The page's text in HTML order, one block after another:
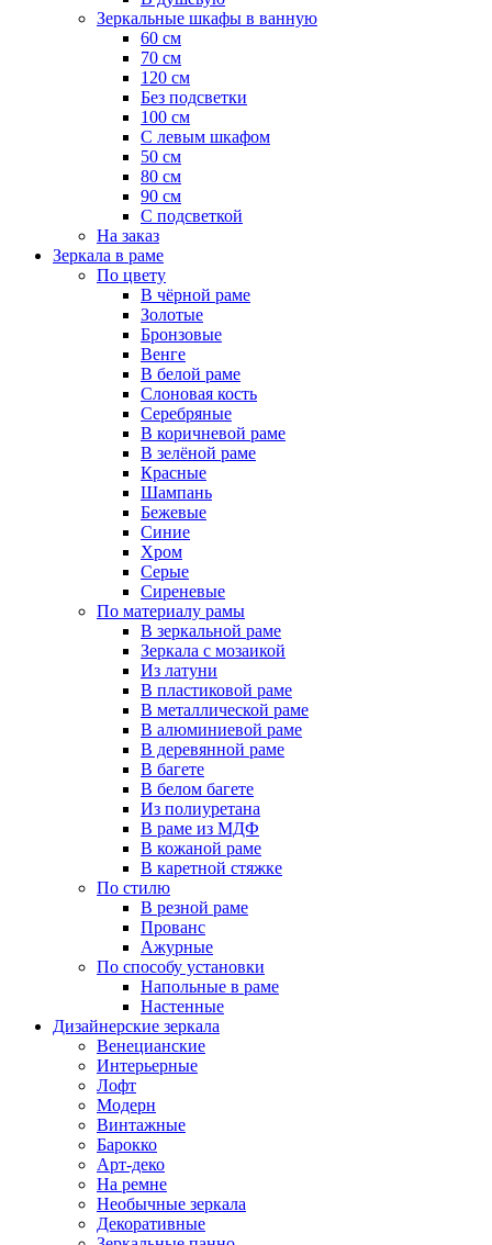
Зеркальные шкафы в ванную
60 см
70 см
120 см
Без подсветки
100 см
С левым шкафом
50 см
80 см
90 см
С подсветкой
На заказ
Зеркала в раме
По цвету
В чёрной раме
Золотые
Бронзовые
Венге
В белой раме
Слоновая кость
Серебряные
В коричневой раме
В зелёной раме
Красные
Шампань
Бежевые
Синие
Хром
Серые
Сиреневые
По материалу рамы
В зеркальной раме
Зеркала с мозаикой
Из латуни
В пластиковой раме
В металлической раме
В алюминиевой раме
В деревянной раме
В багете
В белом багете
Из полиуретана
В раме из МДФ
В кожаной раме
В каретной стяжке
По стилю
В резной раме
Прованс
Ажурные
По способу установки
Напольные в раме
Настенные
Дизайнерские зеркала
Венецианские
Интерьерные
Лофт
Модерн
Винтажные
Барокко
Арт-деко
На ремне
Необычные зеркала
Декоративные